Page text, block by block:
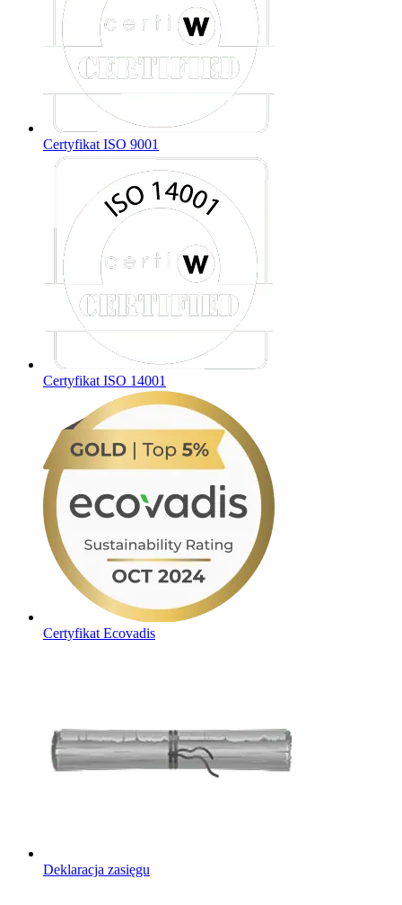
Certyfikat ISO 9001
Certyfikat ISO 14001
Certyfikat Ecovadis
Deklaracja zasięgu